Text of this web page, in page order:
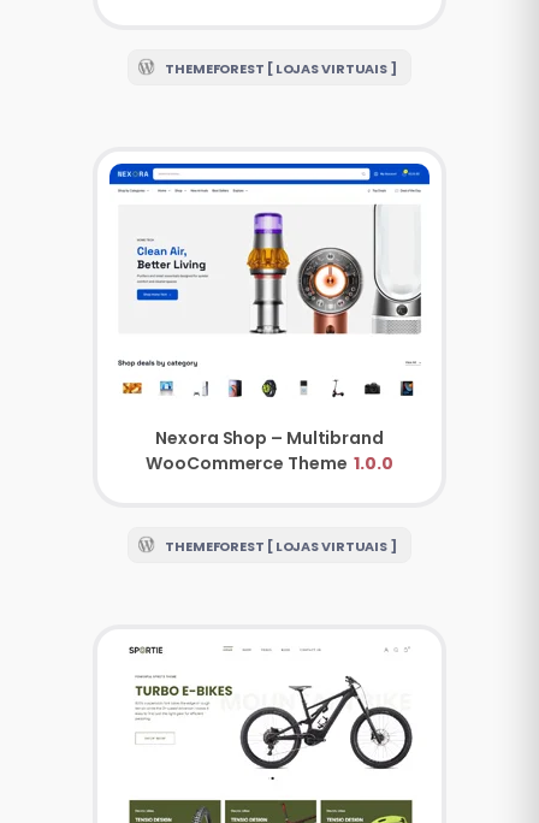
THEMEFOREST [ LOJAS VIRTUAIS ]
Nexora Shop – Multibrand
WooCommerce Theme 1.0.0
THEMEFOREST [ LOJAS VIRTUAIS ]